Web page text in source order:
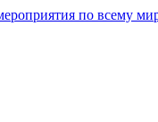
по всему